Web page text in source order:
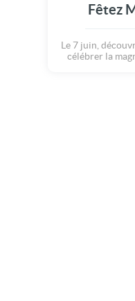
Fêtez
Le 7 juin,
célébrer la